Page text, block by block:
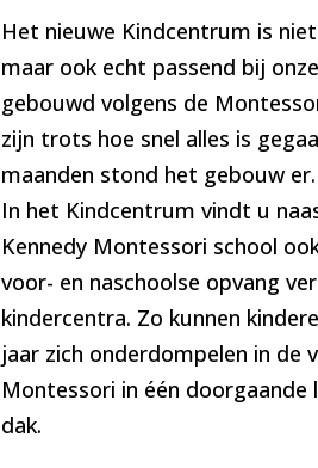
Het nieuwe Kindcentrum is
maar ook echt passend bij
gebouwd volgens de
zijn trots hoe snel alles is
maanden stond het gebouw er.
In het Kindcentrum vindt u
Kennedy Montessori school
voor- en naschoolse opvang
kindercentra. Zo kunnen
jaar zich onderdompelen in de
Montessori in één doorgaande
dak.